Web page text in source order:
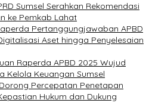
Sumsel Serahkan Rekomendasi
ke Pemkab Lahat
Pertanggungjawaban APBD
Aset hingga Penyelesaian
Raperda APBD 2025 Wujud
Kelola Keuangan Sumsel
Percepatan Penetapan
Hukum dan Dukung